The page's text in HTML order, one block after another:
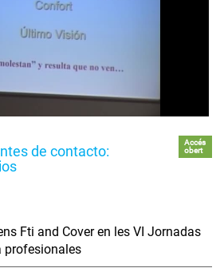
de contacto:
Accés
obert
Fti and Cover en les VI Jornadas
profesionales